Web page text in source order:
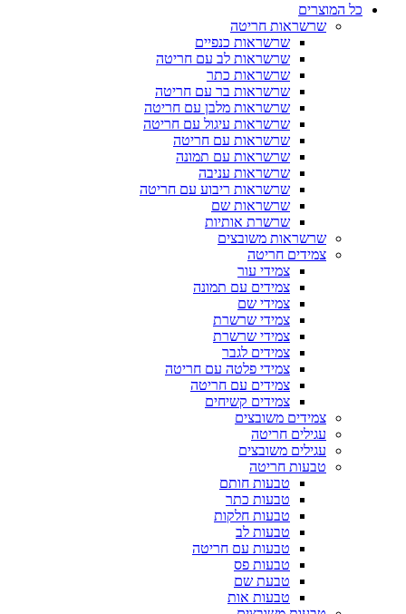
כל המוצרים
שרשראות חריטה
שרשראות כנפיים
שרשראות לב עם חריטה
שרשראות כתר
שרשראות בר עם חריטה
שרשראות מלבן עם חריטה
שרשראות עיגול עם חריטה
שרשראות עם חריטה
שרשראות עם תמונה
שרשראות עניבה
שרשראות ריבוע עם חריטה
שרשראות שם
שרשרת אותיות
שרשראות משובצים
צמידים חריטה
צמידי עור
צמידים עם תמונה
צמידי שם
צמידי שרשרת
צמידי שרשרת
צמידים לגבר
צמידי פלטה עם חריטה
צמידים עם חריטה
צמידים קשיחים
צמידים משובצים
עגילים חריטה
עגילים משובצים
טבעות חריטה
טבעות חותם
טבעות כתר
טבעות חלקות
טבעות לב
טבעות עם חריטה
טבעות פס
טבעת שם
טבעות אות